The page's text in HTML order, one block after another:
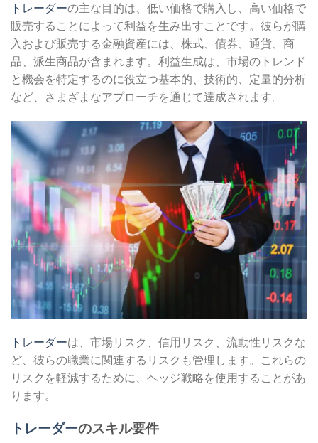
トレーダーの主な目的は、低い価格で購入し、高い価格で
販売することによって利益を生み出すことです。彼らが購
入および販売する金融資産には、株式、債券、通貨、商
品、派生商品が含まれます。利益生成は、市場のトレンド
と機会を特定するのに役立つ基本的、技術的、定量的分析
など、さまざまなアプローチを通じて達成されます。
トレーダーは、市場リスク、信用リスク、流動性リスクな
ど、彼らの職業に関連するリスクも管理します。これらの
リスクを軽減するために、ヘッジ戦略を使用することがあ
ります。
トレーダーのスキル要件